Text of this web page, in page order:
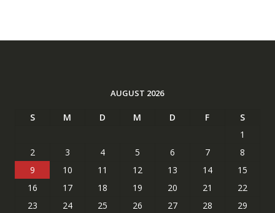
AUGUST 2026
S M D M D F
S
1
2
3 4 5 6 7
8
9
10 11 12 13 14
15
16
17 18 19 20 21
22
23
24 25 26 27 28
29